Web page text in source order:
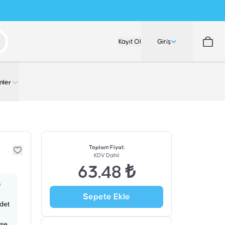
Kayıt Ol Giriş
Toplam Fiyat:
KDV Dahil
63.48 ₺
Sepete Ekle